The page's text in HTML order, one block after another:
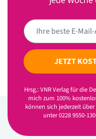
JETZT
Hrsg.: VNR Verlag für die
mich zum 100%
können sich jederzeit
unter 0228 9550-